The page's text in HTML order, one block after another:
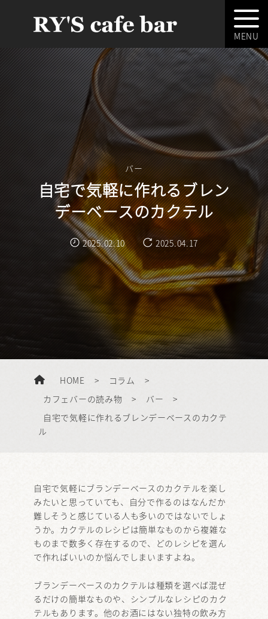
バー
自宅で気軽に作れるブレン
デーベースのカクテル
2025.02.10 2025.04.17
HOME > コラム
>
カフェバーの読み物
> バー
>
自宅で気軽に作れるブレンデーベースのカクテ
ル
自宅で気軽にブランデーベースのカクテルを楽し
みたいと思っていても、自分で作るのはなんだか
難しそうと感じている人も多いのではないでしょ
うか。カクテルのレシピは簡単なものから複雑な
ものまで数多く存在するので、どのレシピを選ん
で作ればいいのか悩んでしまいますよね。
ブランデーベースのカクテルは種類を選べば混ぜ
るだけの簡単なものや、シンプルなレシピのカク
テルもあります。他のお酒にはない独特の飲み方